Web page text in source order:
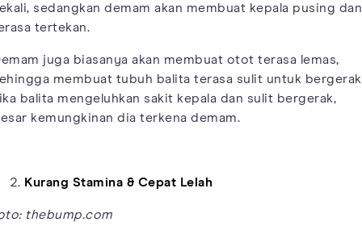
sedangkan demam akan membuat kepala pusing dan
tertekan.
juga biasanya akan membuat otot terasa lemas,
membuat tubuh balita terasa sulit untuk
balita mengeluhkan sakit kepala dan sulit bergerak,
kemungkinan dia terkena demam.
Kurang Stamina & Cepat Lelah
thebump.com